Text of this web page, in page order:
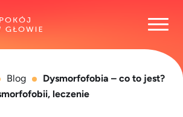
Blog
Dysmorfofobia – co to jest?
leczenie